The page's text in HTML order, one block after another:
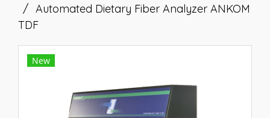
Automated Dietary Fiber Analyzer ANKOM
TDF
New